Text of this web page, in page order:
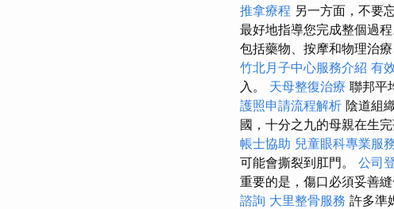
推拿療程 另一方面，不要
最好地指導您完成整個過
包括藥物、按摩和物理治
竹北月子中心服務介紹 有
入。 天母整復治療 聯邦平
護照申請流程解析 陰道組
國，十分之九的母親在生
帳士協助 兒童眼科專業服
可能會撕裂到肛門。 公司
重要的是，傷口必須妥善
諮詢 大里整骨服務 許多準